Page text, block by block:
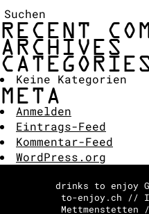
RECENT
ARCHIVES
Keine Kategorien
META
Anmelden
Eintrags-Feed
Kommentar-Feed
WordPress.org
drinks to enjoy
to-enjoy.ch //